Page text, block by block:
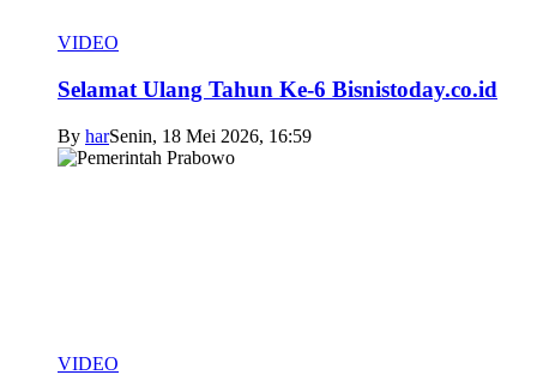
VIDEO
Selamat Ulang Tahun Ke-6 Bisnistoday.co.id
By harSenin, 18 Mei 2026, 16:59
VIDEO